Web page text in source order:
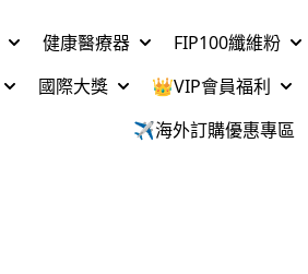
健康醫療器 FIP100纖維粉
國際大獎 👑VIP會員福利
✈️海外訂購優惠專區